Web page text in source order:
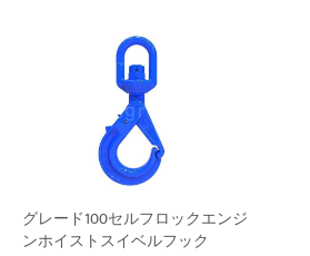
グレード100セルフロックエンジ
ンホイストスイベルフック